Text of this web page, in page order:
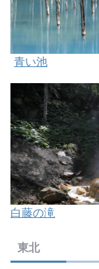
青い池
白藤の滝
東北